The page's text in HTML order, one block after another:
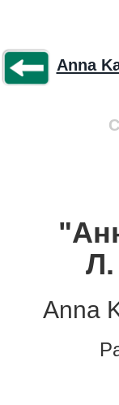
Anna
Л.
Anna